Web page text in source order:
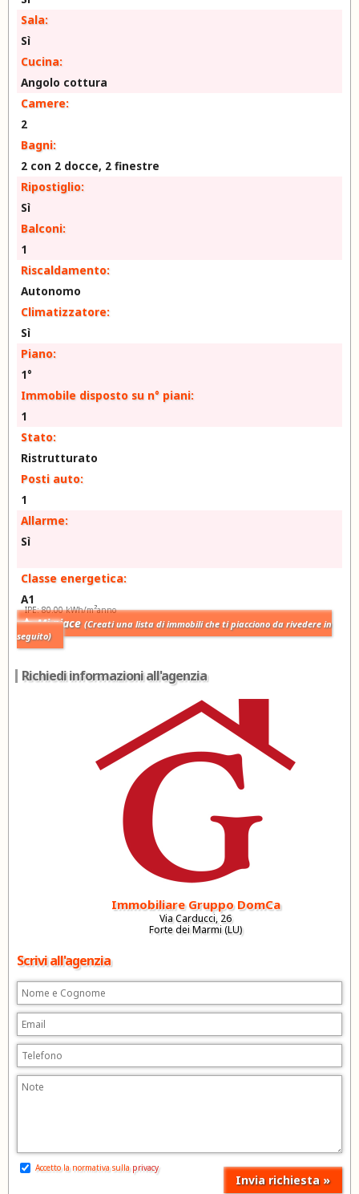
Sala:
Sì
Cucina:
Angolo cottura
Camere:
2
Bagni:
2 con 2 docce, 2 finestre
Ripostiglio:
Sì
Balconi:
1
Riscaldamento:
Autonomo
Climatizzatore:
Sì
Piano:
1°
Immobile disposto su n° piani:
1
Stato:
Ristrutturato
Posti auto:
1
Allarme:
Sì
Classe energetica:
A1
IPE: 80.00 kWh/m2anno
Mi piace (Creati una lista di immobili che ti piacciono da rivedere in
seguito)
Richiedi informazioni all'agenzia
Immobiliare Gruppo DomCa
Via Carducci, 26
Forte dei Marmi (LU)
Scrivi all'agenzia
Accetto la normativa sulla privacy